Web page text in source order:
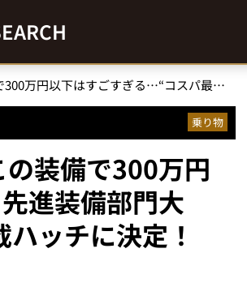
「今の新車って高すぎない？」この装備で300万円以下はすごすぎる…“コスパ最強 先進装備部門大賞”はスバルの3眼アイサイト搭載ハッチに決定！【神コスパカー大賞】
乗り物
の装備で300万円
進装備部門大
ッチに決定！